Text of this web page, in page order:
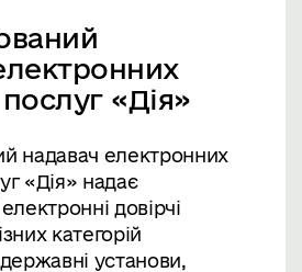
«Дія»
надавач електронних
«Дія» надає
довірчі
категорій
установи,